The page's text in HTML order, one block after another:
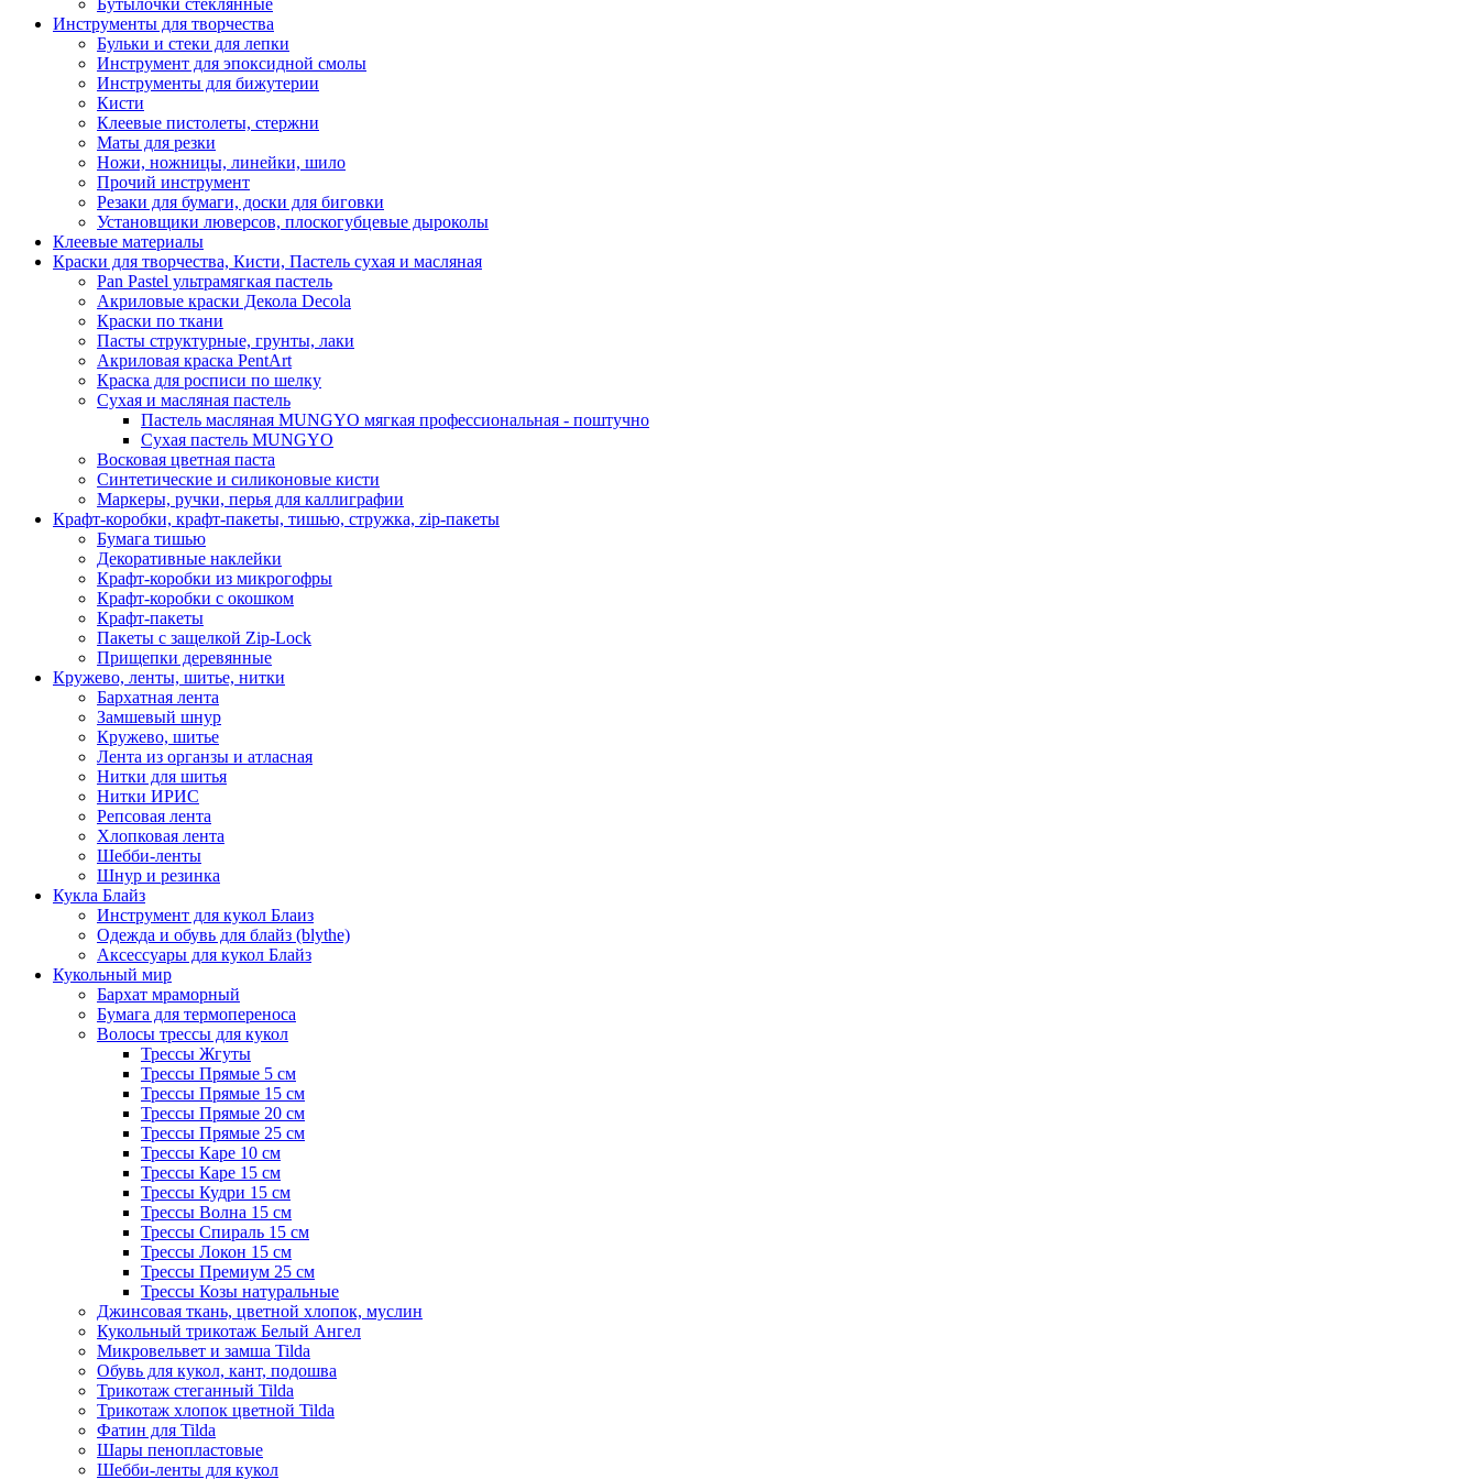
Инструменты для творчества
Бульки и стеки для лепки
Инструмент для эпоксидной смолы
Инструменты для бижутерии
Кисти
Клеевые пистолеты, стержни
Маты для резки
Ножи, ножницы, линейки, шило
Прочий инструмент
Резаки для бумаги, доски для биговки
Установщики люверсов, плоскогубцевые дыроколы
Клеевые материалы
Краски для творчества, Кисти, Пастель сухая и масляная
Pan Pastel ультрамягкая пастель
Акриловые краски Декола Decola
Краски по ткани
Пасты структурные, грунты, лаки
Акриловая краска PentArt
Краска для росписи по шелку
Cухая и масляная пастель
Пастель масляная MUNGYO мягкая профессиональная - поштучно
Сухая пастель MUNGYO
Восковая цветная паста
Синтетические и силиконовые кисти
Маркеры, ручки, перья для каллиграфии
Крафт-коробки, крафт-пакеты, тишью, стружка, zip-пакеты
Бумага тишью
Декоративные наклейки
Крафт-коробки из микрогофры
Крафт-коробки с окошком
Крафт-пакеты
Пакеты с защелкой Zip-Lock
Прищепки деревянные
Кружево, ленты, шитье, нитки
Бархатная лента
Замшевый шнур
Кружево, шитье
Лента из органзы и атласная
Нитки для шитья
Нитки ИРИС
Репсовая лента
Хлопковая лента
Шебби-ленты
Шнур и резинка
Кукла Блайз
Инструмент для кукол Блаиз
Одежда и обувь для блайз (blythe)
Аксессуары для кукол Блайз
Кукольный мир
Бархат мраморный
Бумага для термопереноса
Волосы трессы для кукол
Трессы Жгуты
Трессы Прямые 5 см
Трессы Прямые 15 см
Трессы Прямые 20 см
Трессы Прямые 25 см
Трессы Каре 10 см
Трессы Каре 15 см
Трессы Кудри 15 см
Трессы Волна 15 см
Трессы Спираль 15 см
Трессы Локон 15 см
Трессы Премиум 25 см
Трессы Козы натуральные
Джинсовая ткань, цветной хлопок, муслин
Кукольный трикотаж Белый Ангел
Микровельвет и замша Tilda
Обувь для кукол, кант, подошва
Трикотаж стеганный Tilda
Трикотаж хлопок цветной Tilda
Фатин для Tilda
Шары пенопластовые
Шебби-ленты для кукол